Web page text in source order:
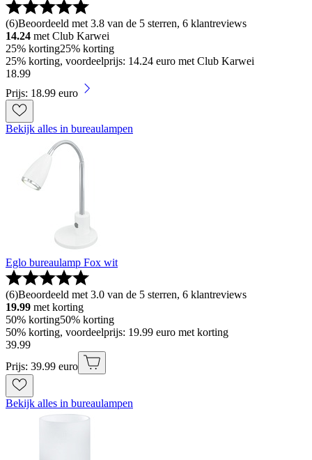
(6)Beoordeeld met 3.8 van de 5 sterren, 6 klantreviews
14.24 met Club Karwei
25% korting25% korting
25% korting, voordeelprijs: 14.24 euro met Club Karwei
18.99
Prijs: 18.99 euro
Bekijk alles in bureaulampen
Eglo bureaulamp Fox wit
(6)Beoordeeld met 3.0 van de 5 sterren, 6 klantreviews
19.99 met korting
50% korting50% korting
50% korting, voordeelprijs: 19.99 euro met korting
39.99
Prijs: 39.99 euro
Bekijk alles in bureaulampen